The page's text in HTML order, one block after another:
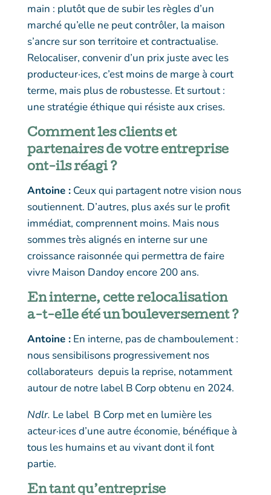
main : plutôt que de subir les règles d’un
marché qu’elle ne peut contrôler, la maison
s’ancre sur son territoire et contractualise.
Relocaliser, convenir d’un prix juste avec les
producteur·ices, c’est moins de marge à court
terme, mais plus de robustesse. Et surtout :
une stratégie éthique qui résiste aux crises.
Comment les clients et
partenaires de votre entreprise
ont-ils réagi ?
Antoine :Ceux qui partagent notre vision nous
soutiennent. D’autres, plus axés sur le profit
immédiat, comprennent moins. Mais nous
sommes très alignés en interne sur une
croissance raisonnée qui permettra de faire
vivre Maison Dandoy encore 200 ans.
En interne, cette relocalisation
a-t-elle été un bouleversement ?
Antoine :En interne, pas de chamboulement :
nous sensibilisons progressivement nos
collaborateurs depuis la reprise, notamment
autour de notre label B Corp obtenu en 2024.
Ndlr. Le label B Corp met en lumière les
acteur·ices d’une autre économie, bénéfique à
tous les humains et au vivant dont il font
partie.
En tant qu’entreprise